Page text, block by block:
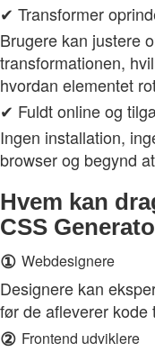
✔ Transformer
Brugere kan justere
transformationen,
hvordan elementet
✔ Fuldt online og
Ingen installation,
browser og begynd
Hvem kan
CSS
① Webdesignere
Designere kan
før de afleverer kode
② Frontend udviklere